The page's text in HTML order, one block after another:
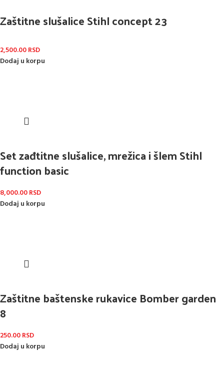
Zaštitne slušalice Stihl concept 23
2,500.00RSD
Dodaj u korpu
Set zađtitne slušalice, mrežica i šlem Stihl
function basic
8,000.00RSD
Dodaj u korpu
Zaštitne baštenske rukavice Bomber garden
8
250.00RSD
Dodaj u korpu